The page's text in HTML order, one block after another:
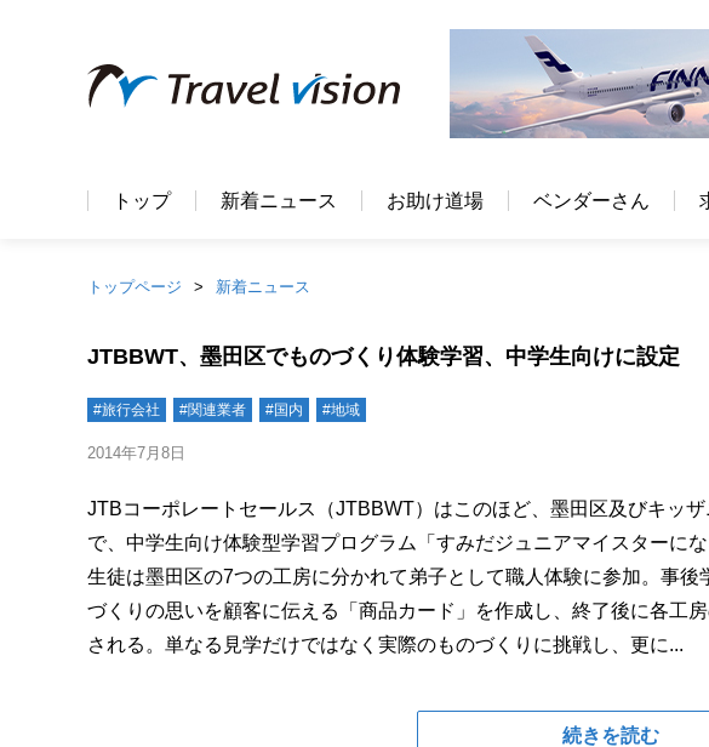
トップ 新着ニュース お助け道場 ベンダーさん
トップページ 新着ニュース
JTBBWT、墨田区でものづくり体験学習、中学生向けに設定
#旅行会社 #関連業者 #国内 #地域
2014年7月8日
JTBコーポレートセールス（JTBBWT）はこのほど、墨田区及びキッ
で、中学生向け体験型学習プログラム「すみだジュニアマイスターに
生徒は墨田区の7つの工房に分かれて弟子として職人体験に参加。事
づくりの思いを顧客に伝える「商品カード」を作成し、終了後に各工
される。単なる見学だけではなく実際のものづくりに挑戦し、更に...
続きを読む